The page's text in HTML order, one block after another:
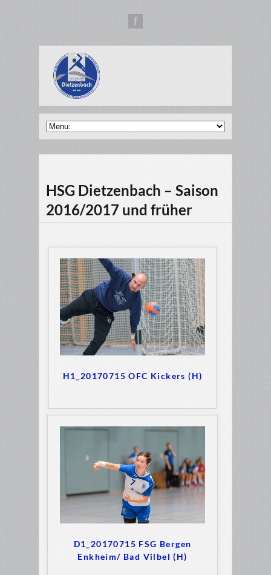
HSG Dietzenbach – Saison
2016/2017 und früher
H1_20170715 OFC Kickers (H)
D1_20170715 FSG Bergen
Enkheim/ Bad Vilbel (H)